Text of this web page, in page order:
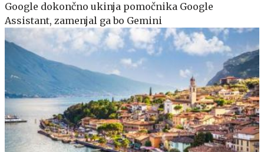
Google dokončno ukinja pomočnika Google
Assistant, zamenjal ga bo Gemini